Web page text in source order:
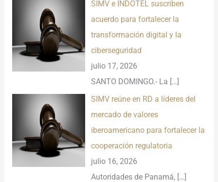
SIMV e INDOTEL suscriben
acuerdo para fortalecer la
transformación digital y la
ciberseguridad
julio 17, 2026
SANTO DOMINGO.- La […]
SIMV reúne en RD a líderes del
mercado de valores
iberoamericano para fortalecer la
cooperación regulatoria
julio 16, 2026
Autoridades de Panamá, […]